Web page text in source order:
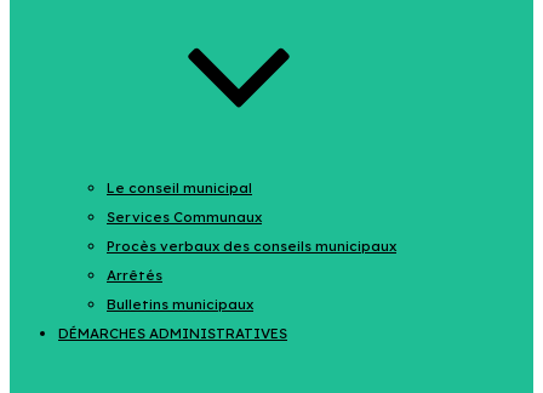
Le conseil municipal
Services Communaux
Procès verbaux des conseils municipaux
Arrêtés
Bulletins municipaux
DÉMARCHES ADMINISTRATIVES